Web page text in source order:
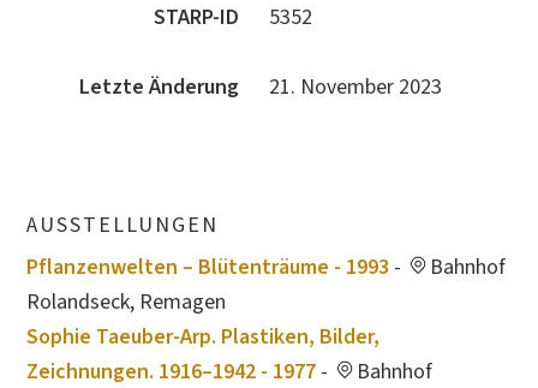
STARP-ID
5352
Letzte Änderung 21. November 2023
AUSSTELLUNGEN
Pflanzenwelten – Blütenträume - 1993 -
Bahnhof
Rolandseck, Remagen
Sophie Taeuber-Arp. Plastiken, Bilder,
Zeichnungen. 1916–1942 - 1977 -
Bahnhof